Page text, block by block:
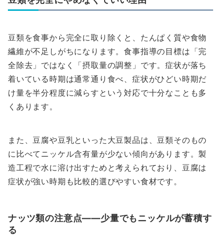
豆類を食事から完全に取り除くと、たんぱく質や食物
繊維が不足しがちになります。食事指導の目標は「完
全除去」ではなく「摂取量の調整」です。症状が落ち
着いている時期は通常通り食べ、症状がひどい時期だ
け量を半分程度に減らすという対応で十分なことも多
くあります。
また、豆腐や豆乳といった大豆製品は、豆類そのもの
に比べてニッケル含有量が少ない傾向があります。製
造工程で水に溶け出すためと考えられており、豆腐は
症状が強い時期も比較的選びやすい食材です。
ナッツ類の注意点――少量でもニッケルが蓄積す
る